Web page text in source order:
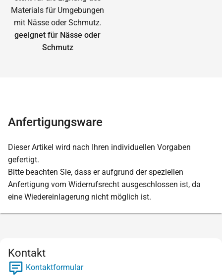
geeignet für Nässe oder
Schmutz
Anfertigungsware
Dieser Artikel wird nach Ihren individuellen Vorgaben
gefertigt.
Bitte beachten Sie, dass er aufgrund der speziellen
Anfertigung vom Widerrufsrecht ausgeschlossen ist, da
eine Wiedereinlagerung nicht möglich ist.
Kontakt
Kontaktformular